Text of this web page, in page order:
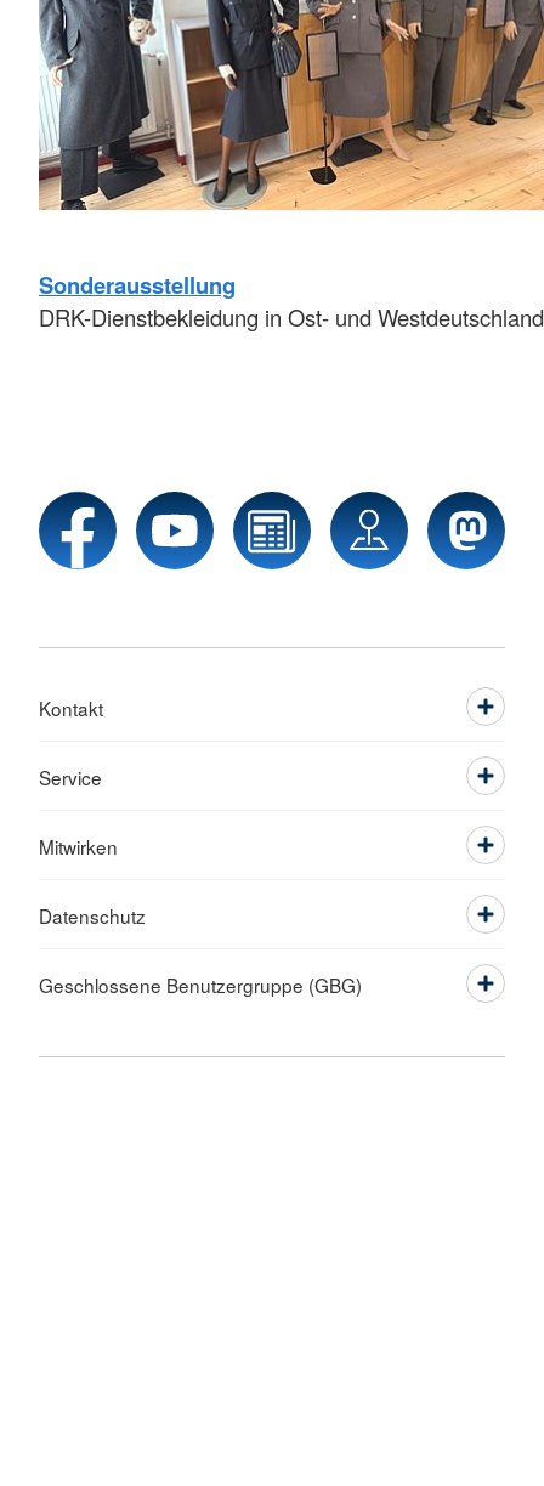
Sonderausstellung
DRK-Dienstbekleidung in Ost- und Westdeutschland
Kontakt
Service
Mitwirken
Datenschutz
Geschlossene Benutzergruppe (GBG)